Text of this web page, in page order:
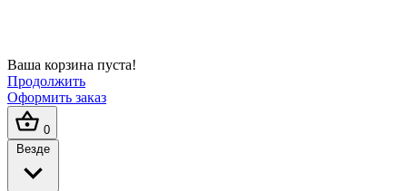
Ваша корзина пуста!
Продолжить
Оформить заказ
0
Везде